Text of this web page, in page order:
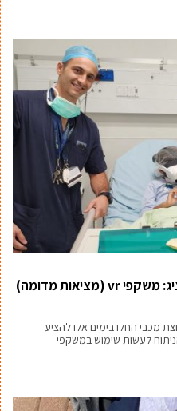
ביה”ח הציבורי אסותא אשדוד מציג: משקפי vr (מציאות מדומה)
מכבי החלו בימים אלו להציע
לעשות שימוש במשקפי